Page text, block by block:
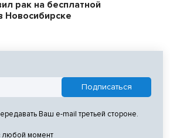
рак на бесплатной
Новосибирске
Ваш e-mail третьей стороне.
любой момент